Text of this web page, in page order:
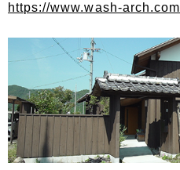
https://www.wash-arch.com